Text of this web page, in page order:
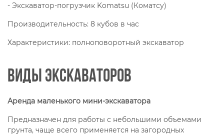
- Экскаватор-погрузчик Komatsu (Коматсу)
Производительность: 8 кубов в час
Характеристики: полноповоротный экскаватор
Виды экскаваторов
Аренда маленького мини-экскаватора
Предназначен для работы с небольшими объемами
грунта, чаще всего применяется на загородных